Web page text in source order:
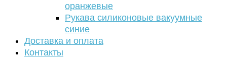
оранжевые
Рукава силиконовые вакуумные
синие
Доставка и оплата
Контакты